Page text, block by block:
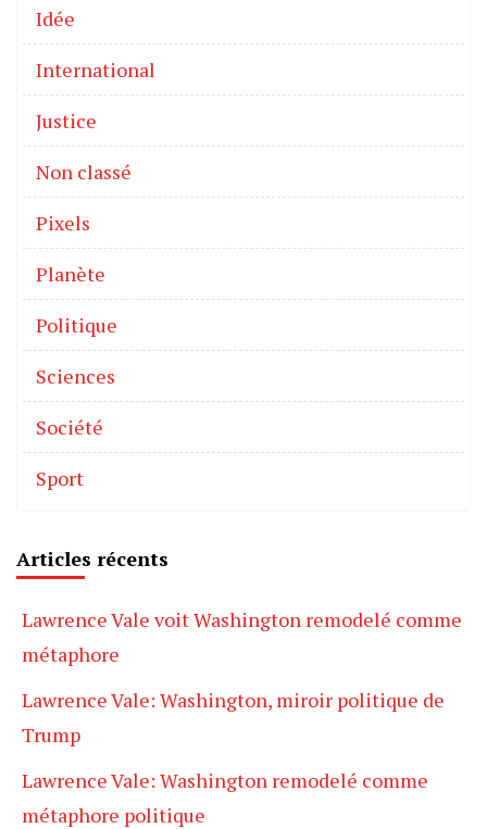
Idée
International
Justice
Non classé
Pixels
Planète
Politique
Sciences
Société
Sport
Articles récents
Lawrence Vale voit Washington remodelé comme
métaphore
Lawrence Vale: Washington, miroir politique de
Trump
Lawrence Vale: Washington remodelé comme
métaphore politique